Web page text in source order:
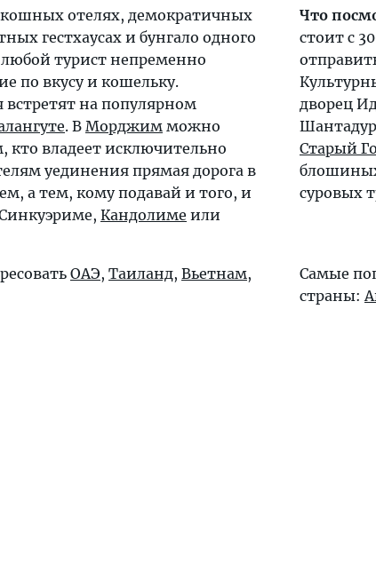
отелях, демократичных
гестхаусах и бунгало одного
турист непременно
по вкусу и кошельку.
на популярном
. В Морджим можно
кто владеет исключительно
уединения прямая дорога в
, а тем, кому подавай и того, и
Кандолиме или
Что
стоит с
дворец
Старый
суровых
ОАЭ, Таиланд, Вьетнам,
Самые
страны: